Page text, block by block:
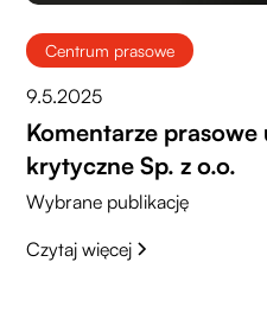
Centrum prasowe
9.5.2025
Komentarze
krytyczne Sp. z o.o.
Wybrane publikację
Czytaj więcej